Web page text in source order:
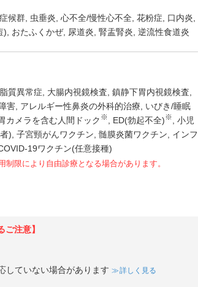
候群 虫垂炎 心不全/慢性心不全 花粉症
口内炎
) おたふくかぜ 尿道炎 腎盂腎炎 逆流性食道炎
脂質異常症 大腸内視鏡検査 鎮静下胃内視鏡検査
害 アレルギー性鼻炎の外科的治療
いびき/睡眠
カメラを含む人間ドック ※ ED(勃起不全)※
小児
) 子宮頸がんワクチン 髄膜炎菌ワクチン
インフ
19ワクチン(任意接種)
限により自由診療となる場合があります。
ご注意】
していない場合があります 詳しく見る